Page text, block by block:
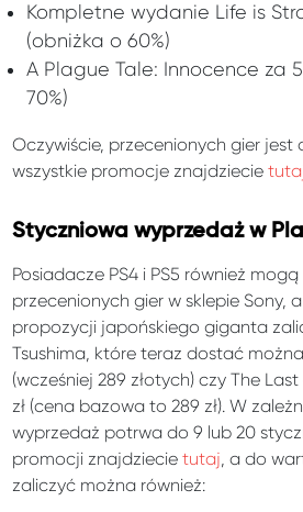
Kompletne wydanie Life is
(obniżka o 60%)
A Plague Tale: Innocence za
70%)
Oczywiście, przecenionych gier jest
wszystkie promocje znajdziecie
Styczniowa wyprzedaż w
Posiadacze PS4 i PS5 również
przecenionych gier w sklepie Sony,
propozycji japońskiego giganta
Tsushima, które teraz dostać
(wcześniej 289 złotych) czy The
zł (cena bazowa to 289 zł). W
wyprzedaż potrwa do 9 lub 20
promocji znajdziecietutaj, a do
zaliczyć można również: